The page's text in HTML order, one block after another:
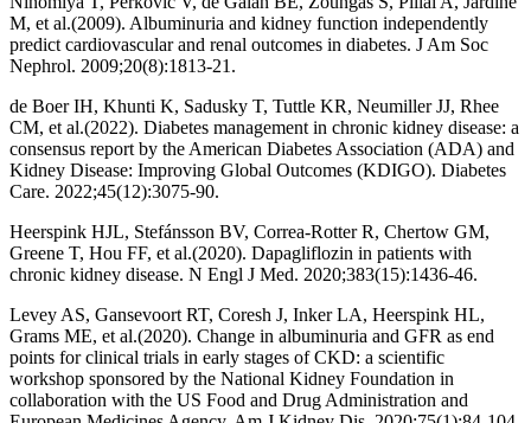
M, et al.(2009). Albuminuria and kidney function independently
predict cardiovascular and renal outcomes in diabetes. J Am Soc
Nephrol. 2009;20(8):1813-21.
de Boer IH, Khunti K, Sadusky T, Tuttle KR, Neumiller JJ, Rhee
CM, et al.(2022). Diabetes management in chronic kidney disease: a
consensus report by the American Diabetes Association (ADA) and
Kidney Disease: Improving Global Outcomes (KDIGO). Diabetes
Care. 2022;45(12):3075-90.
Heerspink HJL, Stefánsson BV, Correa-Rotter R, Chertow GM,
Greene T, Hou FF, et al.(2020). Dapagliflozin in patients with
chronic kidney disease. N Engl J Med. 2020;383(15):1436-46.
Levey AS, Gansevoort RT, Coresh J, Inker LA, Heerspink HL,
Grams ME, et al.(2020). Change in albuminuria and GFR as end
points for clinical trials in early stages of CKD: a scientific
workshop sponsored by the National Kidney Foundation in
collaboration with the US Food and Drug Administration and